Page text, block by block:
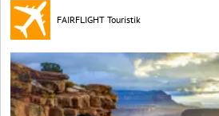
FAIRFLIGHT Touristik